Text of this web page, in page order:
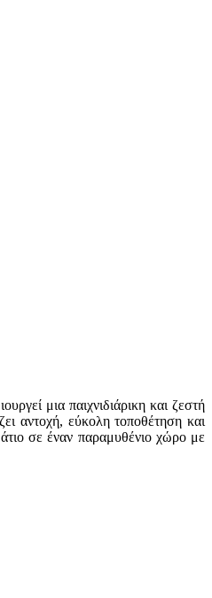
μια παιχνιδιάρικη και ζεστή
αντοχή, εύκολη τοποθέτηση και
σε έναν παραμυθένιο χώρο με